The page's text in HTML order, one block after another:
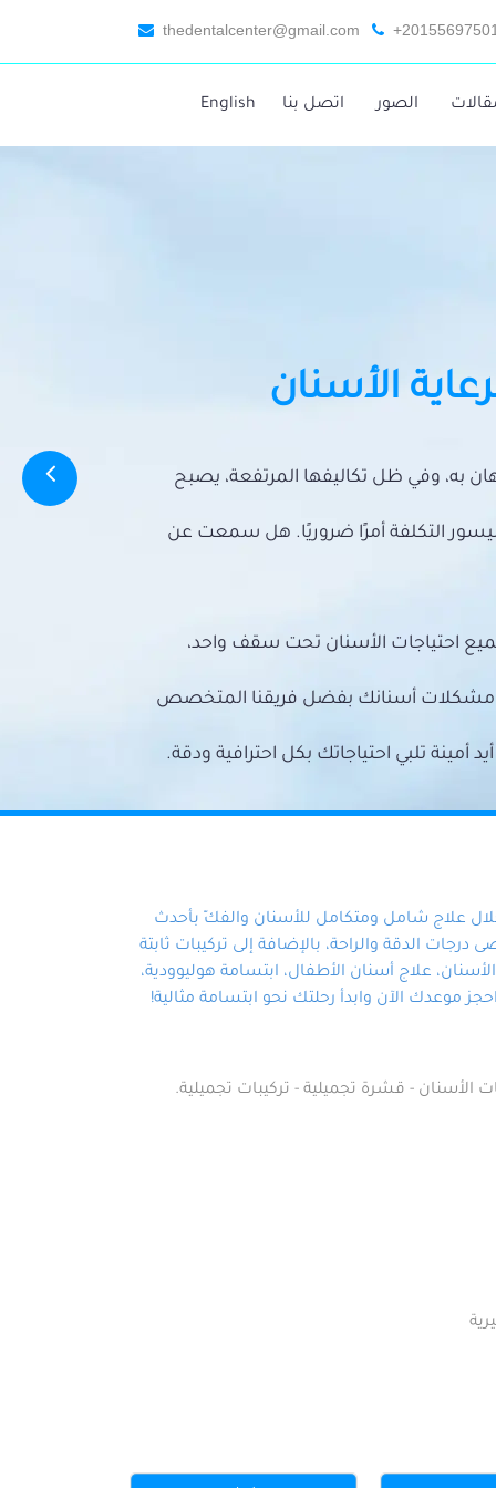
thedentalcenter@gmail.com
الصور اتصل بنا English
الأسنان
به، وفي ظل تكاليفها المرتفعة، يصبح
التكلفة أمرًا ضروريًا. هل سمعت عن
احتياجات الأسنان تحت سقف واحد،
مشكلات أسنانك بفضل فريقنا المتخصص
تلبي احتياجاتك بكل احترافية ودقة.
علاج شامل ومتكامل للأسنان والفكّ بأحدث
الدقة والراحة، بالإضافة إلى تركيبات ثابتة
علاج أسنان الأطفال، ابتسامة هوليوودية،
موعدك الآن وابدأ رحلتك نحو ابتسامة مثالية!
الأسنان - قشرة تجميلية - تركيبات تجميلية.